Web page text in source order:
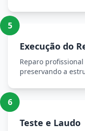
5
Execução do
Reparo
preservando a
6
Teste e Laudo